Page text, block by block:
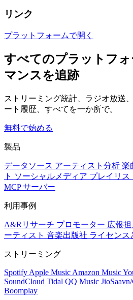
リンク
プラットフォームで開く
すべてのプラットフ
マンスを追跡
ストリーミング統計、ラジオ放送
ート履歴、すべてを一か所で。
無料で始める
製品
データソース アーティスト分析 楽
ト ソーシャルメディア プレイリス
MCP サーバー
利用事例
A&Rリサーチ プロモーター 広報担
ーティスト 音楽出版社 ライセンス
ストリーミング
Spotify Apple Music Amazon Music
SoundCloud Tidal QQ Music
Boomplay